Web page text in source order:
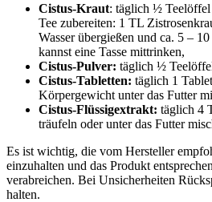
Cistus-Kraut: täglich ½ Teelöffel
Tee zubereiten: 1 TL
Wasser übergießen und ca. 5 –
kannst eine Tasse mittrinken,
Cistus-Pulver: täglich ½
Cistus-Tabletten: täglich 1
Körpergewicht unter das Futter
Cistus-Flüssigextrakt: täglich 4
träufeln oder unter das Futter
Es ist wichtig, die vom Hersteller
einzuhalten und das Produkt
verabreichen. Bei Unsicherheiten
halten.